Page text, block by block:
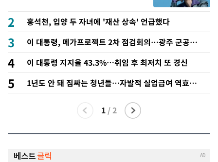
2 홍석천, 입양 두 자녀에 '재산 상속' 언급했다
3
이 대통령, 메가프로젝트 2차 점검회의…광주 군공항
이전·주 52시간 예외 등 논의
4 이 대통령 지지율 43.3%…취임 후 최저치 또 경신
5
1년도 안 돼 짐싸는 청년들…자발적 실업급여 역효과
우려
1 /2